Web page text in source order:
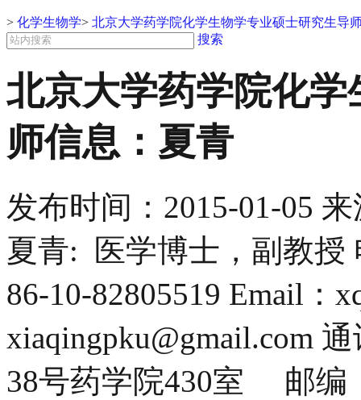
> 化学生物学> 北京大学药学院化学生物学专业硕士研究生导
搜索
北京大学药学院化
师信息：夏青
发布时间： 2015-01-05 来
夏青: 医学博士，副教授
86-10-82805519 Email：
xiaqingpku@gmail.com
38号药学院430室 邮编